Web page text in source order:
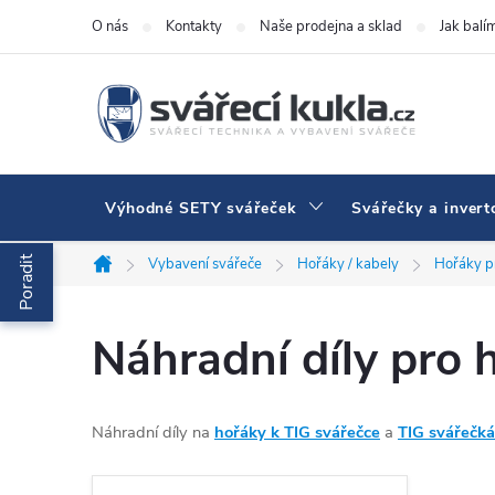
Přejít na obsahO nás Kontakty Naše prodejna a sklad Jak
Výhodné SETY svářeček Svářečky a
Domů
Vybavení svářeče Hořáky / kabely Hořáky
Náhradní díly pro
Náhradní díly na hořáky k TIG svářečce a TIG
Poradit